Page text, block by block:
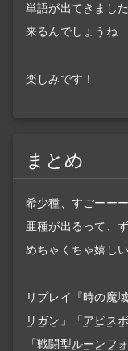
単語が出てきました
来るんでしょうね
楽しみです！
まとめ
希少種、すごーー
亜種が出るって、
めちゃくちゃ嬉しい
リプレイ『時の魔
リガン 」「 アビス
「戦闘型ルーンフ